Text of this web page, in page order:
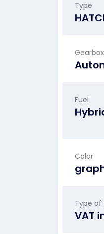
Type
Gearbox
Fuel
Color
Type of
VAT